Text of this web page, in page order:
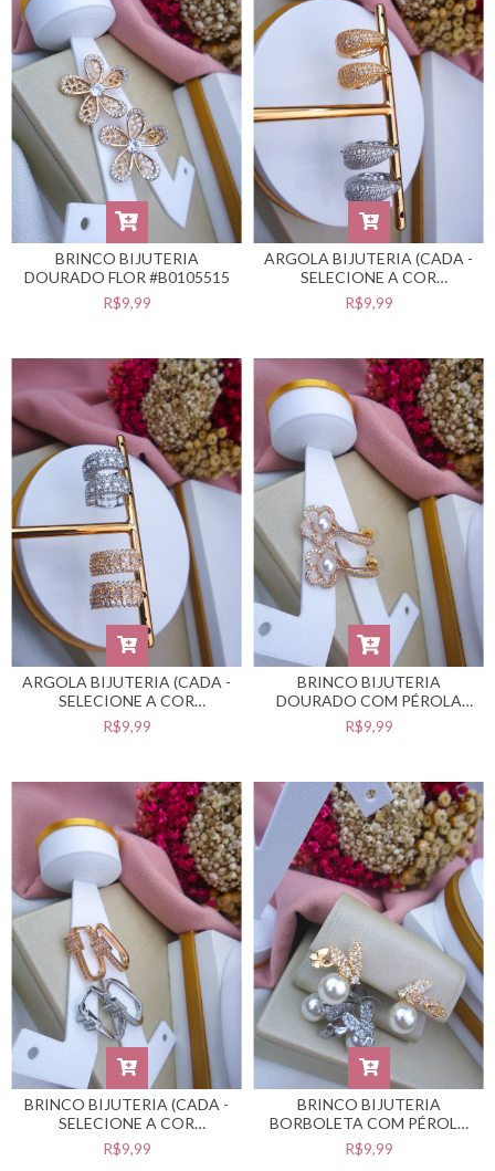
BRINCO BIJUTERIA
DOURADO FLOR #B0105515
R$9,99
ARGOLA BIJUTERIA (CADA -
SELECIONE A COR
DESEJADA) #B0105512
R$9,99
ARGOLA BIJUTERIA (CADA -
SELECIONE A COR
DESEJADA) #B0105511
R$9,99
BRINCO BIJUTERIA
DOURADO COM PÉROLA
#B0105509
R$9,99
BRINCO BIJUTERIA (CADA -
SELECIONE A COR
DESEJADA) #B0105508
R$9,99
BRINCO BIJUTERIA
BORBOLETA COM PÉROLA
(CADA - SELECIONE A COR
DESEJADA) #B0105507
R$9,99